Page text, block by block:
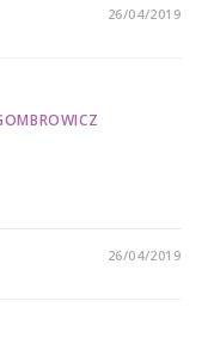
26/04/2019
26/04/2019